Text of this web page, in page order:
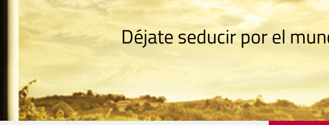
Déjate seducir por el